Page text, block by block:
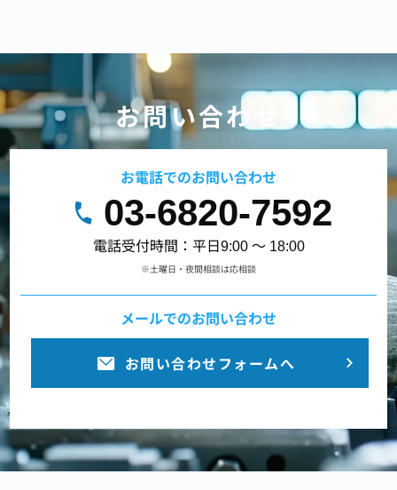
お問い合わせ
お電話でのお問い合わせ
03-6820-7592
電話受付時間：平日9:00 ～ 18:00
※土曜日・夜間相談は応相談
メールでのお問い合わせ
お問い合わせフォームへ